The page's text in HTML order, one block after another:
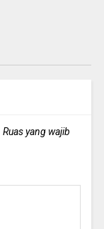
Ruas yang wajib